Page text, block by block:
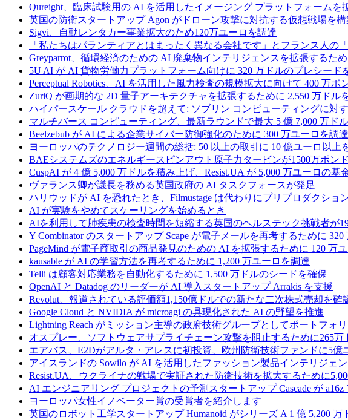
Qureight、臨床試験用の AI を活用したイメージング プラットフォームを
英国の防衛スタートアップ Agon がドローン攻撃に対抗する仮想戦場を
Sigvi、自動レンタカー事業拡大のため120万ユーロを調達
「私たちはパランティアとはまったく異なる会社です」とフランス人の
Greyparrot、循環経済のための AI 廃棄物インテリジェンスを拡張するた
5U AI が AI 貨物労働力プラットフォーム向けに 320 万ドルのプレシード
Perceptual Robotics、AI を活用した風力検査の規模拡大に向けて 400 万ポ
ZuriQ が画期的な 2D 量子アーキテクチャを拡張するために 2,550 万ドル
ハイパースケール クラウドを超えて: ソブリン コンピューティングに対
マルチバース コンピューティング、最新ラウンドで最大 5 億 7,000 万ド
Beelzebub が AI による企業サイバー防御強化のために 300 万ユーロを調達
ヨーロッパのテクノロジー週間の総括: 50 以上の取引に 10 億ユーロ以上
BAEシステムズのエネルギースピンアウト原子力タービンが1500万ポン
CuspAI が 4 億 5,000 万ドルを積み上げ、Resist.UA が 5,000 万ユーロの
ヴァランス卿が議長を務める英国政府の AI タスクフォースが発足
ハリウッドが AI を恐れたとき、Filmustage は代わりにプリプロダクショ
AI が実験をやめてスケーリングを始めるとき
AIを利用して肺疾患の検査時間を短縮する英国のヘルステック挑戦者が
Y Combinator のスタートアップ Scape が電子メールを再考するために
PageMind が電子商取引の商品発見のための AI を拡張するために 120 万
kausable が AI の学習方法を再考するために 1,200 万ユーロを調達
Telli は顧客対応業務を自動化するために 1,500 万ドルのシードを確保
OpenAI と Datadog のリーダーが AI 導入スタートアップ Arrakis を支援
Revolut、報道されている評価額1,150億ドルでの新たな二次株式売却を確
Google Cloud と NVIDIA が microagi の具現化された AI の野望を推進
Lightning Reach がミッション主導の政府技術グループとしてポートフォ
オスプレー、ソフトウェアサプライチェーン攻撃を阻止するために265万
エアバス、E2Dがアルタ・アレスに初投資、欧州防衛技術ファンドに5億
アイスランドの Sowilo が AI を活用したファッション製品インテリジェ
Resist.UA、ウクライナの戦場で実証された防衛技術を拡大するために
AI エンジニアリング プロジェクトの予測スタートアップ Cascade が
ヨーロッパ女性イノベーター賞の受賞者を紹介します
英国のロボット工学スタートアップ Humanoid がシリーズ A 1 億 5,200 万